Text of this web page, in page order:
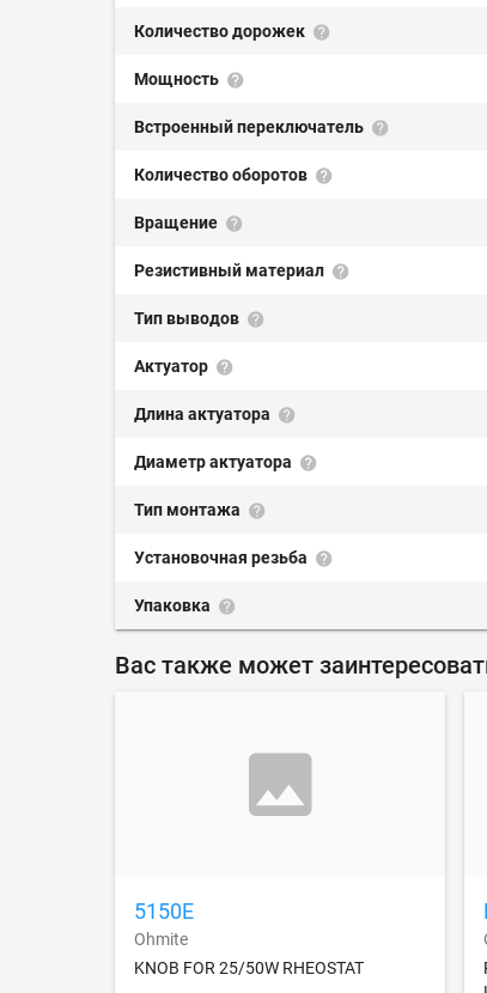
Количество дорожек
Мощность
Встроенный переключатель
Количество оборотов
Вращение
Резистивный материал
Тип выводов
Актуатор
Длина актуатора
Диаметр актуатора
Тип монтажа
Установочная резьба
Упаковка
Вас также может
5150E
Ohmite
KNOB FOR 25/50W RHEOSTAT